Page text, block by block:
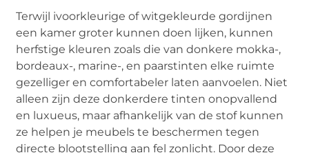
Terwijl ivoorkleurige of witgekleurde gordijnen
een kamer groter kunnen doen lijken, kunnen
herfstige kleuren zoals die van donkere mokka-,
bordeaux-, marine-, en paarstinten elke ruimte
gezelliger en comfortabeler laten aanvoelen. Niet
alleen zijn deze donkerdere tinten onopvallend
en luxueus, maar afhankelijk van de stof kunnen
ze helpen je meubels te beschermen tegen
directe blootstelling aan fel zonlicht. Door deze